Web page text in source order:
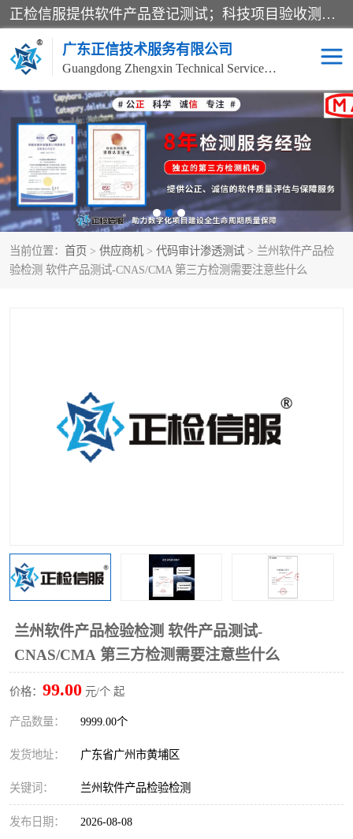
正检信服提供软件产品登记测试；科技项目验收测试；产品确认测试；功能测试；性能测试；安全测试；代码审计测试；漏洞扫描测试；渗透测试；风险评估测试；信息安全等级保护测评；双软认定；实验室建设质量体系建设；软件着作权、软件评测等服务。
广东正信技术服务有限公司
Guangdong Zhengxin Technical Service Co., Ltd
当前位置： 首页 > 供应商机 > 代码审计渗透测试 > 兰州软件产品检
验检测 软件产品测试-CNAS/CMA 第三方检测需要注意些什么
兰州软件产品检验检测 软件产品测试-
CNAS/CMA 第三方检测需要注意些什么
价格： 99.00 元/个 起
产品数量： 9999.00个
发货地址： 广东省广州市黄埔区
关键词： 兰州软件产品检验检测
发布日期： 2026-08-08
电子政务验收测评 数字信息化验收测评
应用软件系统测试 信息系统漏洞扫描
科技成果鉴定测试 软件产品登记测试
信息安全风险评估 系统性能效率测试